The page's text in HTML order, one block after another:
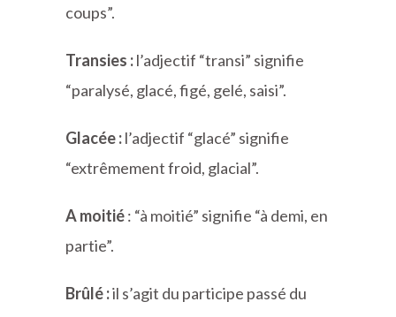
coups”.
Transies :l’adjectif “transi” signifie
“paralysé, glacé, figé, gelé, saisi”.
Glacée :l’adjectif “glacé” signifie
“extrêmement froid, glacial”.
A moitié: “à moitié” signifie “à demi, en
partie”.
Brûlé :il s’agit du participe passé du